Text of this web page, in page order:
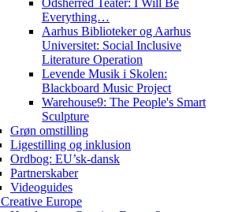
Odsherred Teater: I Will Be
Everything…
Aarhus Biblioteker og Aarhus
Universitet: Social Inclusive
Literature Operation
Levende Musik i Skolen:
Blackboard Music Project
Warehouse9: The People's Smart
Sculpture
Grøn omstilling
Ligestilling og inklusion
Ordbog: EU’sk-dansk
Partnerskaber
Videoguides
Europe